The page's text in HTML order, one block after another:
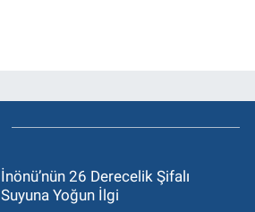
İnönü’nün 26 Derecelik Şifalı
Suyuna Yoğun İlgi